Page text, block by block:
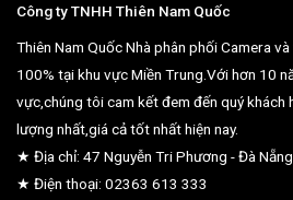
Công ty TNHH Thiên Nam Quốc
Thiên Nam Quốc Nhà phân phối Camera
100% tại khu vực Miền Trung.Với hơn 10
vực,chúng tôi cam kết đem đến quý khách
lượng nhất,giá cả tốt nhất hiện nay.
★ Địa chỉ: 47 Nguyễn Tri Phương - Đà Nẵng
★ Điện thoại: 02363 613 333